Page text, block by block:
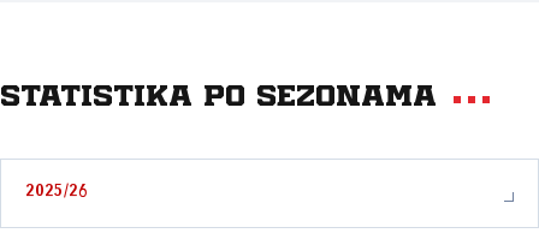
Statistika po sezonama
2025/26